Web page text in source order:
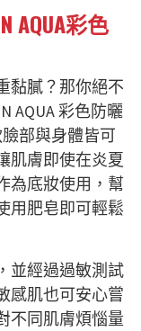
AQUA彩色
黏膩？那你絕不
AQUA 彩色防曬
臉部與身體皆可
肌膚即使在炎夏
為底妝使用，幫
用肥皂即可輕鬆
並經過過敏測試
感肌也可安心嘗
不同肌膚煩惱量